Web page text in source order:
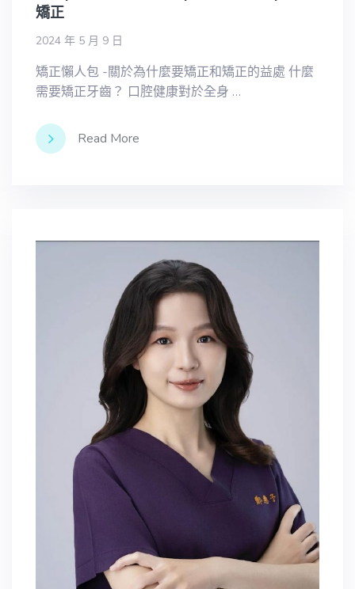
矯正
2024 年 5 月 9 日
矯正懶人包 -關於為什麼要矯正和矯正的益處 什麼
需要矯正牙齒？ 口腔健康對於全身 …
Read More